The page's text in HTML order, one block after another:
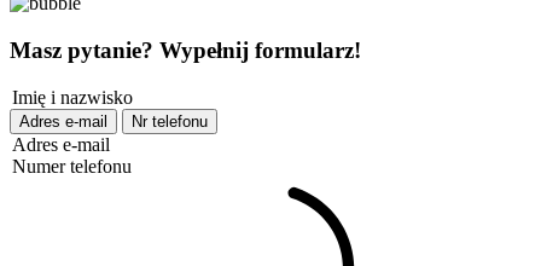
Masz pytanie? Wypełnij formularz!
Imię i nazwisko
Adres e-mail Nr telefonu
Adres e-mail
Numer telefonu